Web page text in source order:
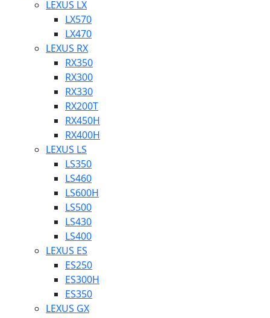
LEXUS LX
LX570
LX470
LEXUS RX
RX350
RX300
RX330
RX200T
RX450H
RX400H
LEXUS LS
LS350
LS460
LS600H
LS500
LS430
LS400
LEXUS ES
ES250
ES300H
ES350
LEXUS GX